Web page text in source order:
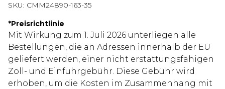
SKU: CMM24890-163-35
*Preisrichtlinie
Mit Wirkung zum 1. Juli 2026 unterliegen alle
Bestellungen, die an Adressen innerhalb der EU
geliefert werden, einer nicht erstattungsfähigen
Zoll- und Einfuhrgebühr. Diese Gebühr wird
erhoben, um die Kosten im Zusammenhang mit